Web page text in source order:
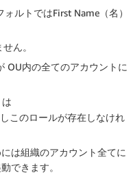
ルトではFirst Name（名）
ん。
OU内の全てのアカウントに
このロールが存在しなけれ
は組織のアカウント全てに
できます。